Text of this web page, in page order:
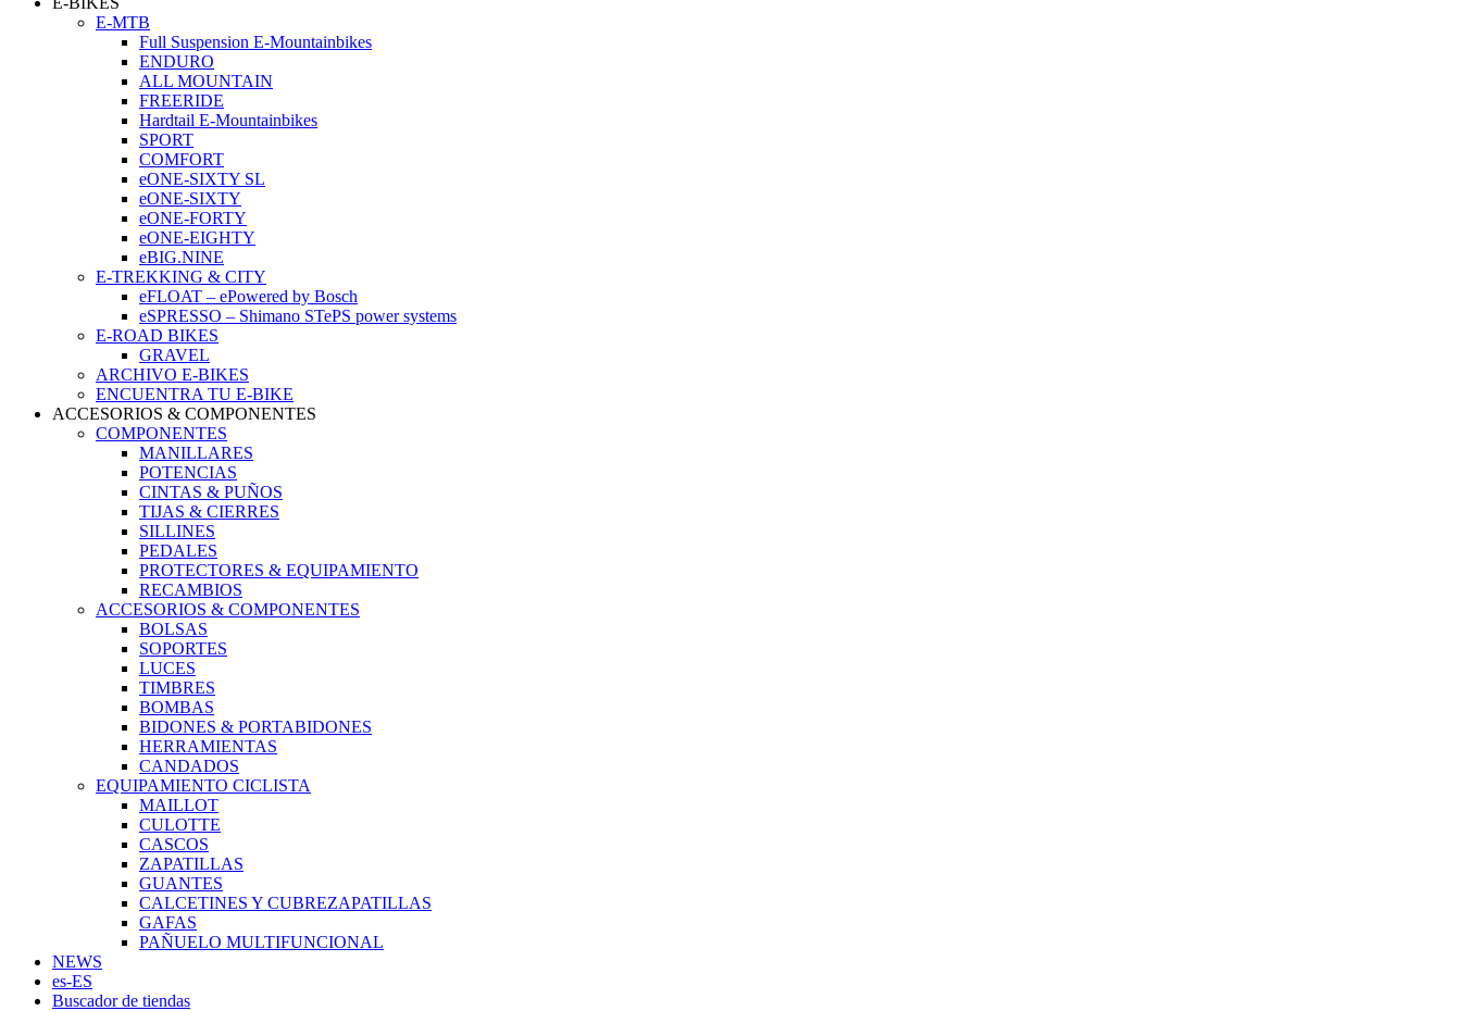
E-MTB
Full Suspension E-Mountainbikes
ENDURO
ALL MOUNTAIN
FREERIDE
Hardtail E-Mountainbikes
SPORT
COMFORT
eONE-SIXTY SL
eONE-SIXTY
eONE-FORTY
eONE-EIGHTY
eBIG.NINE
E-TREKKING & CITY
eFLOAT – ePowered by Bosch
eSPRESSO – Shimano STePS power systems
E-ROAD BIKES
GRAVEL
ARCHIVO E-BIKES
ENCUENTRA TU E-BIKE
ACCESORIOS & COMPONENTES
COMPONENTES
MANILLARES
POTENCIAS
CINTAS & PUÑOS
TIJAS & CIERRES
SILLINES
PEDALES
PROTECTORES & EQUIPAMIENTO
RECAMBIOS
ACCESORIOS & COMPONENTES
BOLSAS
SOPORTES
LUCES
TIMBRES
BOMBAS
BIDONES & PORTABIDONES
HERRAMIENTAS
CANDADOS
EQUIPAMIENTO CICLISTA
MAILLOT
CULOTTE
CASCOS
ZAPATILLAS
GUANTES
CALCETINES Y CUBREZAPATILLAS
GAFAS
PAÑUELO MULTIFUNCIONAL
NEWS
es-ES
Buscador de tiendas